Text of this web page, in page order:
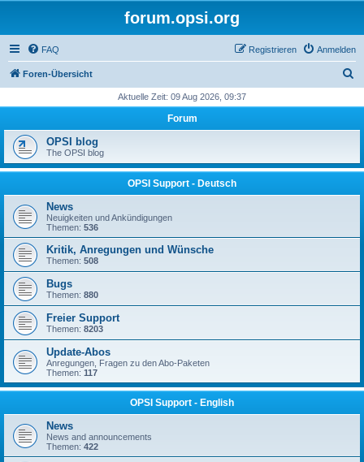
forum.opsi.org
FAQ Anmelden
Registrieren
Foren-Übersicht
h
Aktuelle Zeit: 09 Aug 2026, 09:37
Forum
OPSI blog
The OPSI blog
OPSI Support - Deutsch
News
Neuigkeiten und Ankündigungen
Themen: 536
Kritik, Anregungen und Wünsche
Themen: 508
Bugs
Themen: 880
Freier Support
Themen: 8203
Update-Abos
Anregungen, Fragen zu den Abo-Paketen
Themen: 117
OPSI Support - English
News
News and announcements
Themen: 422